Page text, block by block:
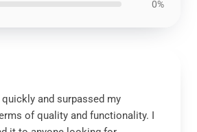
0%
and surpassed my
of quality and functionality. I